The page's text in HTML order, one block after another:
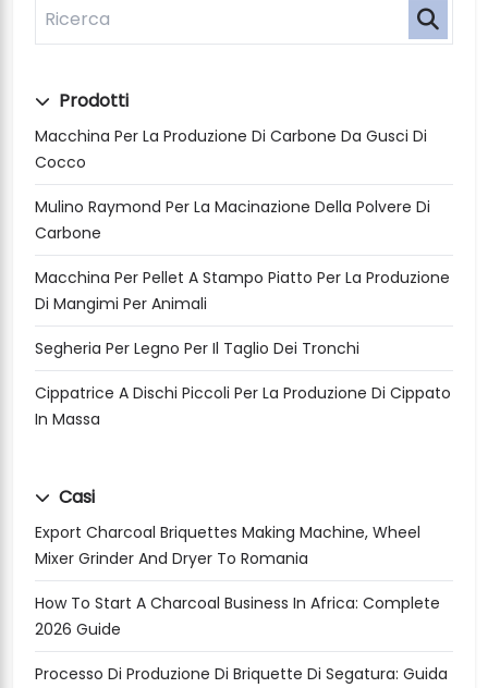
Prodotti
Macchina Per La Produzione Di Carbone Da Gusci Di
Cocco
Mulino Raymond Per La Macinazione Della Polvere Di
Carbone
Macchina Per Pellet A Stampo Piatto Per La Produzione
Di Mangimi Per Animali
Segheria Per Legno Per Il Taglio Dei Tronchi
Cippatrice A Dischi Piccoli Per La Produzione Di Cippato
In Massa
Casi
Export Charcoal Briquettes Making Machine, Wheel
Mixer Grinder And Dryer To Romania
How To Start A Charcoal Business In Africa: Complete
2026 Guide
Processo Di Produzione Di Briquette Di Segatura: Guida